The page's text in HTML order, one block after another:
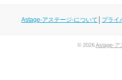
Astage-アステージ-について プライ
© 2026Astage-ア